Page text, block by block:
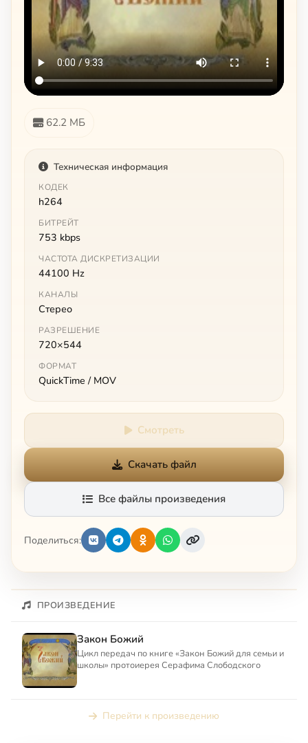
62.2 МБ
Техническая информация
КОДЕК
h264
БИТРЕЙТ
753 kbps
ЧАСТОТА ДИСКРЕТИЗАЦИИ
44100 Hz
КАНАЛЫ
Стерео
РАЗРЕШЕНИЕ
720×544
ФОРМАТ
QuickTime / MOV
Смотреть
Скачать файл
Все файлы произведения
Поделиться:
ПРОИЗВЕДЕНИЕ
Закон Божий
Цикл передач по книге «Закон Божий для семьи и
школы» протоиерея Серафима Слободского
Перейти к произведению